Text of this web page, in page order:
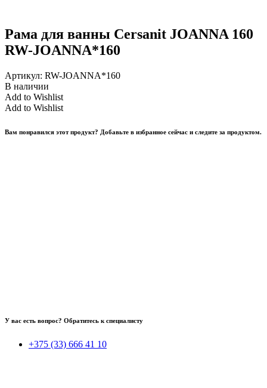
Рама для ванны Cersanit JOANNA 160
RW-JOANNA*160
Артикул: RW-JOANNA*160
В наличии
Add to Wishlist
Add to Wishlist
Вам понравился этот продукт? Добавьте в избранное сейчас и следите за продуктом.
У вас есть вопрос? Обратитесь к специалисту
+375 (33) 666 41 10